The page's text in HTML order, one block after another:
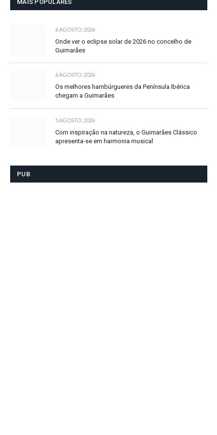
MAIS POPULARES
6 AGOSTO, 2026
Onde ver o eclipse solar de 2026 no concelho de
Guimarães
6 AGOSTO, 2026
Os melhores hambúrgueres da Península Ibérica
chegam a Guimarães
5 AGOSTO, 2026
Com inspiração na natureza, o Guimarães Clássico
apresenta-se em harmonia musical
PUB